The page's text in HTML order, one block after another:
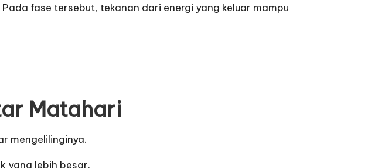
fase tersebut, tekanan dari energi yang keluar mampu
Matahari
mengelilinginya.
yang lebih besar.